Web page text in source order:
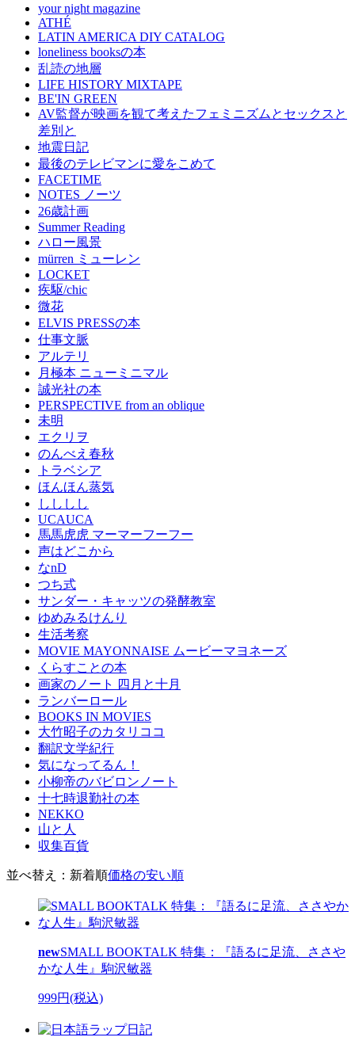
your night magazine
ATHÉ
LATIN AMERICA DIY CATALOG
loneliness booksの本
乱読の地層
LIFE HISTORY MIXTAPE
BE'IN GREEN
AV監督が映画を観て考えたフェミニズムとセックスと
差別と
地震日記
最後のテレビマンに愛をこめて
FACETIME
NOTES ノーツ
26歳計画
Summer Reading
ハロー風景
mürren ミューレン
LOCKET
疾駆/chic
微花
ELVIS PRESSの本
仕事文脈
アルテリ
月極本 ニューミニマル
誠光社の本
PERSPECTIVE from an oblique
未明
エクリヲ
のんべえ春秋
トラベシア
ほんほん蒸気
しししし
UCAUCA
馬馬虎虎 マーマーフーフー
声はどこから
なnD
つち式
サンダー・キャッツの発酵教室
ゆめみるけんり
生活考察
MOVIE MAYONNAISE ムービーマヨネーズ
くらすことの本
画家のノート 四月と十月
ランバーロール
BOOKS IN MOVIES
大竹昭子のカタリココ
翻訳文学紀行
気になってるん！
小柳帝のバビロンノート
十七時退勤社の本
NEKKO
山と人
収集百貨
並べ替え： 新着順価格の安い順
newSMALL BOOKTALK 特集：『語るに足流、ささや
かな人生』駒沢敏器
999円(税込)